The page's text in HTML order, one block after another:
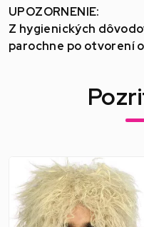
UPOZORNENIE:
Z hygienických
parochne po otvorení